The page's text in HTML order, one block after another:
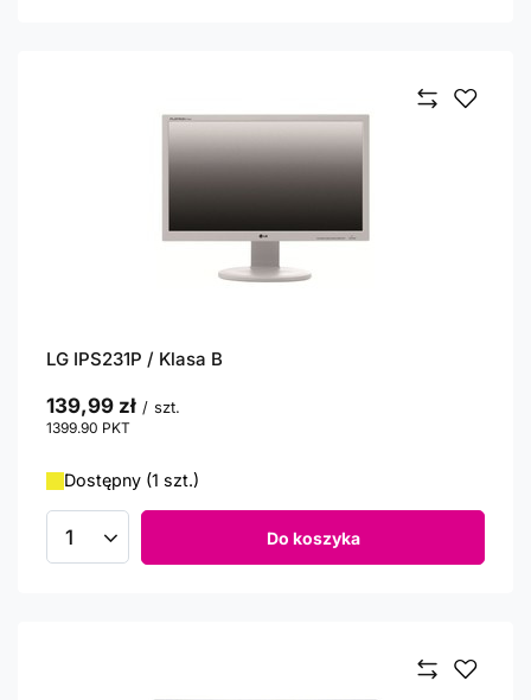
LG IPS231P / Klasa B
139,99 zł / szt.
1399.90 PKT
Dostępny (1 szt.)
Ilość produktów Do koszyka